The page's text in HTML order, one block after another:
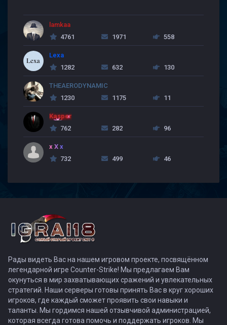
lamkaa
4761
1971 558
Lexa
1282
632 130
THEAERODYNAMIC
1230
1175 11
Kasper
762
282 96
x X x
732
499 46
Рады видеть Вас на нашем игровом проекте, посвящённом
легендарной игре Counter-Strike! Мы предлагаем Вам
окунуться в мир захватывающих сражений и увлекательных
стратегий. Наши серверы готовы принять Вас в круг хороших
игроков, где каждый сможет проявить свои навыки и
таланты. Мы гордимся нашей отзывчивой администрацией,
которая всегда готова помочь и поддержать игроков. Мы